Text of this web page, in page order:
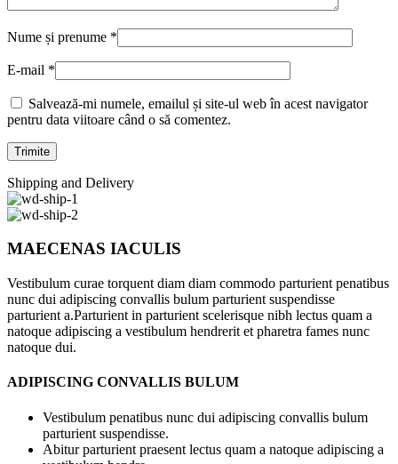
Nume și prenume *
E-mail *
Salvează-mi numele, emailul și site-ul web în acest navigator
pentru data viitoare când o să comentez.
Shipping and Delivery
MAECENAS IACULIS
Vestibulum curae torquent diam diam commodo parturient penatibus
nunc dui adipiscing convallis bulum parturient suspendisse
parturient a.Parturient in parturient scelerisque nibh lectus quam a
natoque adipiscing a vestibulum hendrerit et pharetra fames nunc
natoque dui.
ADIPISCING CONVALLIS BULUM
Vestibulum penatibus nunc dui adipiscing convallis bulum
parturient suspendisse.
Abitur parturient praesent lectus quam a natoque adipiscing a